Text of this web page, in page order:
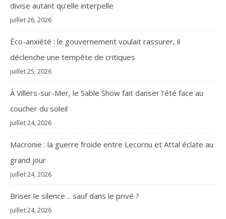
divise autant qu’elle interpelle
juillet 26, 2026
Éco-anxiété : le gouvernement voulait rassurer, il
déclenche une tempête de critiques
juillet 25, 2026
À Villers-sur-Mer, le Sable Show fait danser l’été face au
coucher du soleil
juillet 24, 2026
Macronie : la guerre froide entre Lecornu et Attal éclate au
grand jour
juillet 24, 2026
Briser le silence… sauf dans le privé ?
juillet 24, 2026